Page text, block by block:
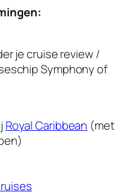
je cruise review /
Symphony of
Royal Caribbean (met